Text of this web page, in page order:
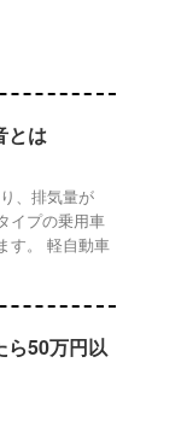
とは
、排気量が
イプの乗用車
す。 軽自動車
ら50万円以